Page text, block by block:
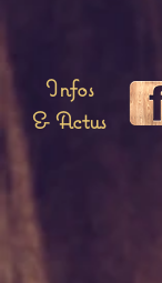
Infos
& Actus